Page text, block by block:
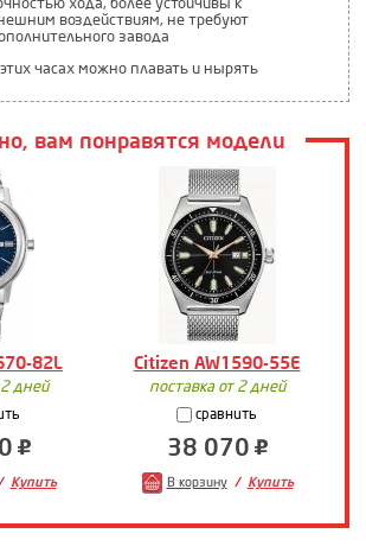
хода, более устойчивы к
воздействиям, не требуют
завода
часах можно плавать и нырять
вам понравятся модели
82L Citizen AW1590-55E
дней
Купить
поставка от 2 дней
сравнить
38 070
В корзину Купить